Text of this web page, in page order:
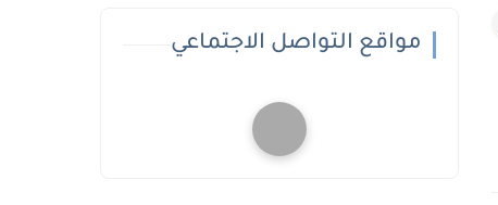
مواقع التواصل الاجتماعي